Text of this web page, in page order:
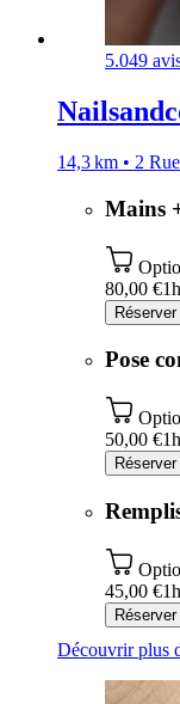
5.049
14,3 km • 2
Mains
80,00 €
Réserver
Pose
50,00 €
Réserver
45,00 €
Réserver
Découvrir plus